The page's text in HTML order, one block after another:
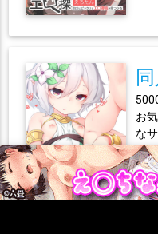
お
な